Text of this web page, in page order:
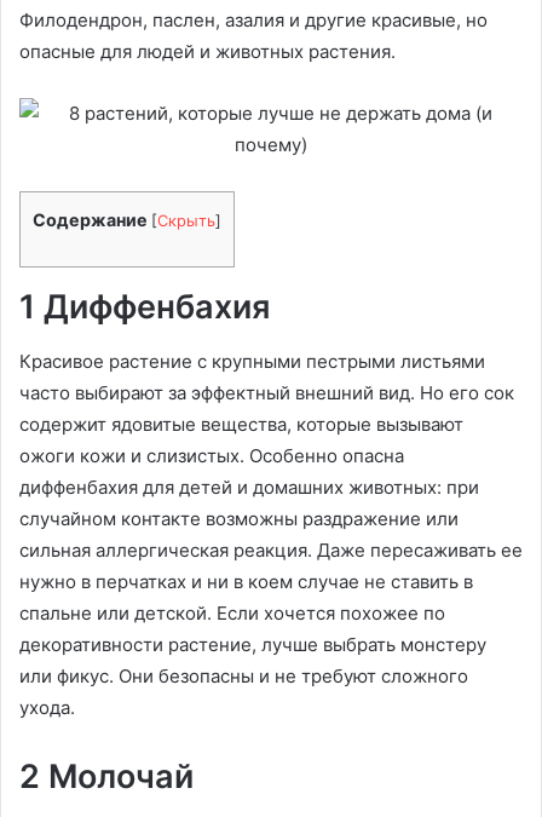
Филодендрон, паслен, азалия и другие красивые, но
опасные для людей и животных растения.
Содержание [Скрыть]
1 Диффенбахия
Красивое растение с крупными пестрыми листьями
часто выбирают за эффектный внешний вид. Но его сок
содержит ядовитые вещества, которые вызывают
ожоги кожи и слизистых. Особенно опасна
диффенбахия для детей и домашних животных: при
случайном контакте возможны раздражение или
сильная аллергическая реакция. Даже пересаживать ее
нужно в перчатках и ни в коем случае не ставить в
спальне или детской. Если хочется похожее по
декоративности растение, лучше выбрать монстеру
или фикус. Они безопасны и не требуют сложного
ухода.
2 Молочай